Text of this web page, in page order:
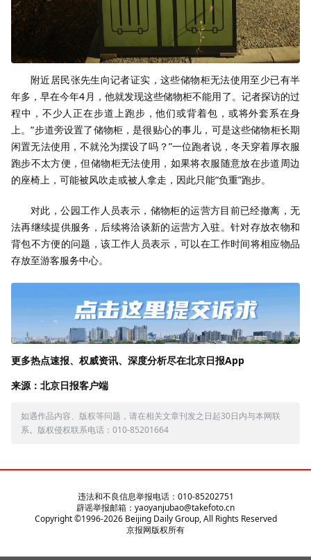
附近居民张先生向记者证实，这些储物柜无法使用至少已有半
年多，早在今年4月，他就发现这些储物柜不能用了。记者探访的过
程中，不少人正在步道上跑步，他们或背着包，或将外套系在身
上。“步道旁设置了储物柜，是很贴心的事儿，可是这些储物柜长期
闲置无法使用，不就沦为摆设了吗？”一位跑者说，冬天穿着厚衣服
跑步不太方便，但储物柜无法使用，如果将衣服随意放在步道周边
的座椅上，可能被风吹走或被人拿走，因此只能“负重”跑步。
对此，公园工作人员表示，储物柜的运营方目前已经撤离，无
法再继续提供服务，后续将洽谈新的运营方入驻。针对存放衣物和
背包不方便的问题，该工作人员表示，可以在工作时间将相应物品
存放至游客服务中心。
更多热点速报、权威资讯、深度分析尽在北京日报App
来源：北京日报客户端
如遇作品内容、版权等问题，请在相关文章刊发之日起30日内与本网联
系。版权侵权联系电话：010-85201664
违法和不良信息举报电话：010-85202751
辟谣举报邮箱：yaoyanjubao@takefoto.cn
Copyright ©1996-2026Beijing Daily Group, All Rights Reserved
京报网版权所有